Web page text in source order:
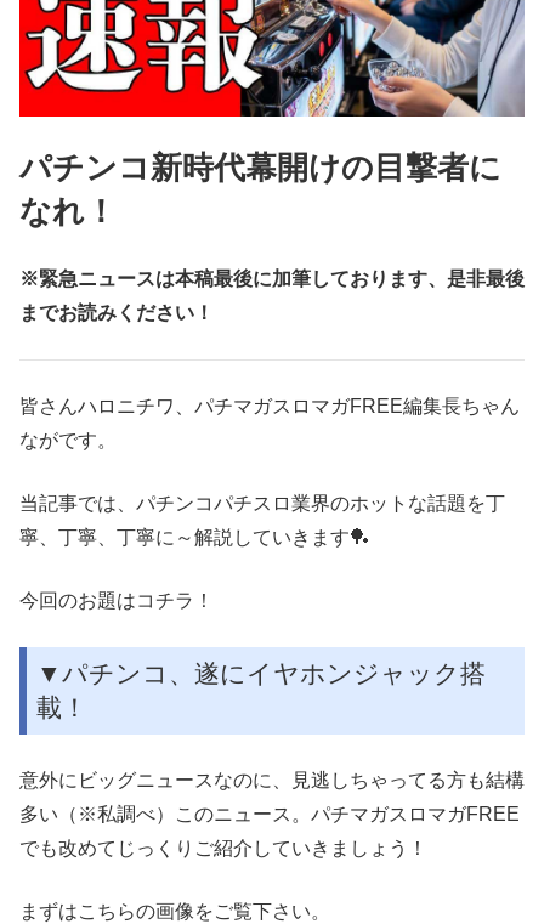
パチンコ新時代幕開けの目撃者に
なれ！
※緊急ニュースは本稿最後に加筆しております、是非最後
までお読みください！
皆さんハロニチワ、パチマガスロマガFREE編集長ちゃん
ながです。
当記事では、パチンコパチスロ業界のホットな話題を丁
寧、丁寧、丁寧に～解説していきます🏓
今回のお題はコチラ！
▼パチンコ、遂にイヤホンジャック搭
載！
意外にビッグニュースなのに、見逃しちゃってる方も結構
多い（※私調べ）このニュース。パチマガスロマガFREE
でも改めてじっくりご紹介していきましょう！
まずはこちらの画像をご覧下さい。